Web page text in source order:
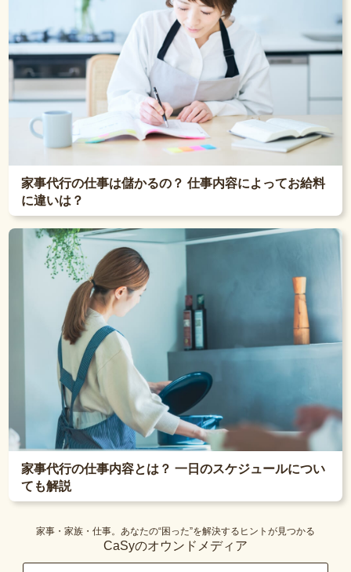
家事代行の仕事は儲かるの？ 仕事内容によってお給料
に違いは？
家事代行の仕事内容とは？ 一日のスケジュールについ
ても解説
家事・家族・仕事。あなたの“困った”を解決するヒントが見つかる
CaSyのオウンドメディア